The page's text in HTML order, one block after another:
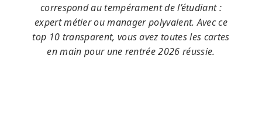
correspond au tempérament de l’étudiant :
expert métier ou manager polyvalent. Avec ce
top 10 transparent, vous avez toutes les cartes
en main pour une rentrée 2026 réussie.